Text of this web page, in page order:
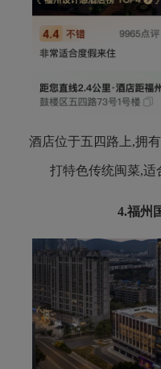
酒店位于五四路上,拥
打特色传统闽菜,适
4.福州